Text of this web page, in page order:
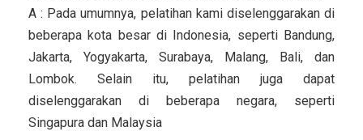
A : Pada umumnya, pelatihan kami diselenggarakan di
beberapa kota besar di Indonesia, seperti Bandung,
Jakarta, Yogyakarta, Surabaya, Malang, Bali, dan
Lombok. Selain itu, pelatihan juga dapat
diselenggarakan di beberapa negara, seperti
Singapura dan Malaysia